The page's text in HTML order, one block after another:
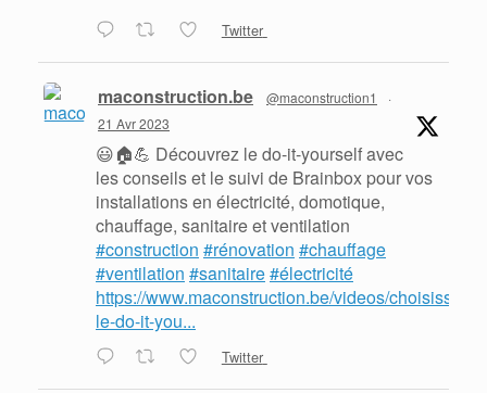
Twitter
maconstruction.be @maconstruction1
·
21 Avr 2023
😃🏠💪 Découvrez le do-it-yourself avec
les conseils et le suivi de Brainbox pour vos
installations en électricité, domotique,
chauffage, sanitaire et ventilation
#construction #rénovation #chauffage
#ventilation #sanitaire#électricité
https://www.maconstruction.be/videos/choisissez-
le-do-it-you...
Twitter